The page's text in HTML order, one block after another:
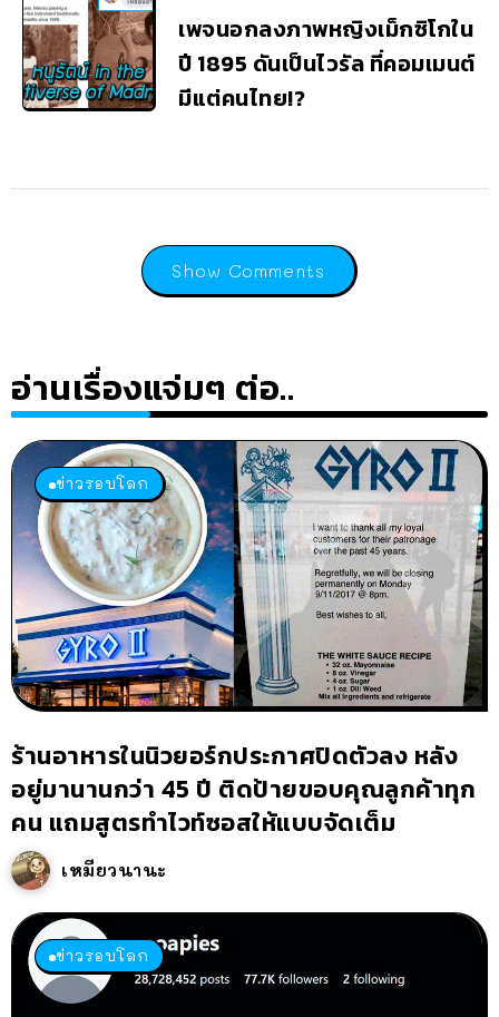
เพจนอกลงภาพหญิงเม็กซิโกใน
ปี 1895 ดันเป็นไวรัล ที่คอมเมนต์
มีแต่คนไทย!?
Show Comments
อ่านเรื่องแจ่มๆ ต่อ..
ข่าวรอบโลก
ร้านอาหารในนิวยอร์กประกาศปิดตัวลง หลัง
อยู่มานานกว่า 45 ปี ติดป้ายขอบคุณลูกค้าทุก
คน แถมสูตรทำไวท์ซอสให้แบบจัดเต็ม
เหมียวนานะ
ข่าวรอบโลก